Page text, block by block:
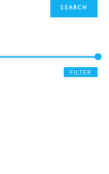
SEARCH
FILTER